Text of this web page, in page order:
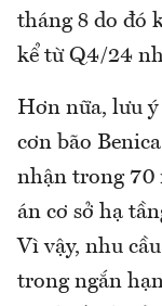
tháng 8 do đó
kể từ Q4/24
Hơn nữa, lưu
cơn bão
nhận trong 70
án cơ sở hạ
Vì vậy, nhu
trong ngắn